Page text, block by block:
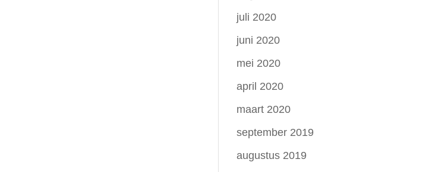
juli 2020
juni 2020
mei 2020
april 2020
maart 2020
september 2019
augustus 2019